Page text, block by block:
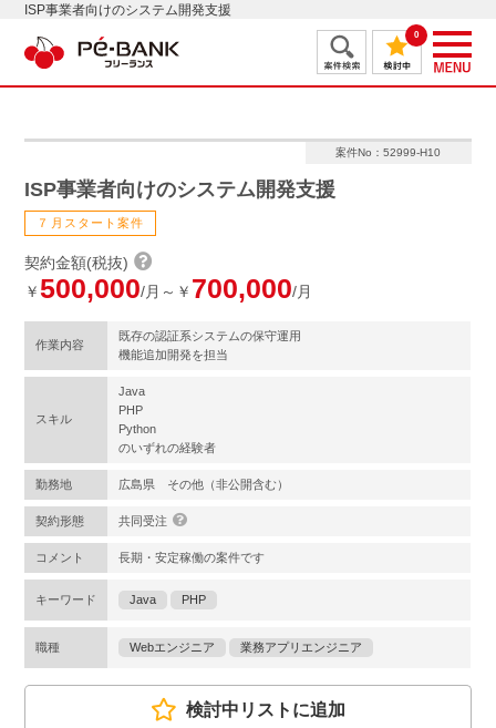
ISP事業者向けのシステム開発支援
0
案件No：52999-H10
ISP事業者向けのシステム開発支援
７月スタート案件
契約金額(税抜)
￥500,000/月～￥ 700,000/月
作業内容
既存の認証系システムの保守運用
機能追加開発を担当
スキル
Java
PHP
Python
のいずれの経験者
勤務地 広島県 その他（非公開含む）
契約形態 共同受注
コメント 長期・安定稼働の案件です
キーワード Java PHP
職種 Webエンジニア 業務アプリエンジニア
検討中リストに追加